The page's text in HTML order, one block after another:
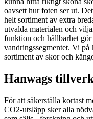
oavsett hur foten ser ut.
helt sortiment av extra
utvalda materialen och
funktion och hållbarhet
vandringssegmentet. Vi
sortiment av skor och
Hanwags
För att säkerställa kortast
CO2-utsläpp sker alla